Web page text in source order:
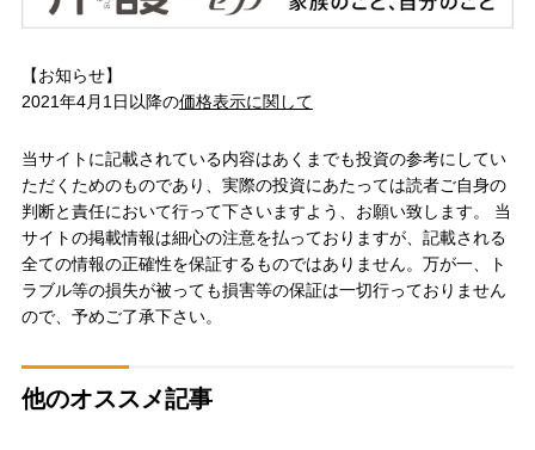
【お知らせ】
2021年4月1日以降の価格表示に関して
当サイトに記載されている内容はあくまでも投資の参考にしてい
ただくためのものであり、実際の投資にあたっては読者ご自身の
判断と責任において行って下さいますよう、お願い致します。 当
サイトの掲載情報は細心の注意を払っておりますが、記載される
全ての情報の正確性を保証するものではありません。万が一、ト
ラブル等の損失が被っても損害等の保証は一切行っておりません
ので、予めご了承下さい。
他のオススメ記事